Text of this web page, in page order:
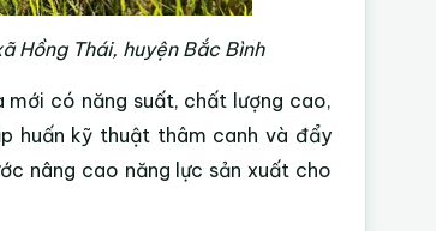
Hồng Thái, huyện Bắc Bình
mới có năng suất, chất lượng cao,
huấn kỹ thuật thâm canh và đẩy
nâng cao năng lực sản xuất cho